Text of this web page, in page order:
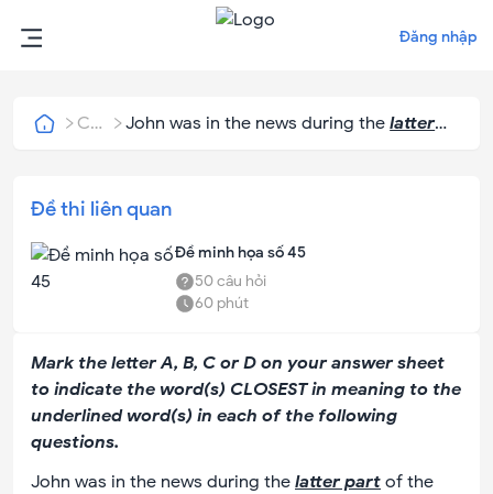
Đăng nhập
Câu
John was in the news during thelatter
Mark the letter A, B, C or D on your answer sheet
to indicate the word(s) CLOSEST in meaning to the
underlined word(s) in each of the following
questions.
John was in the news during the latter part of the
Đề thi liên quan
Đề minh họa số 45
50câu hỏi
60phút